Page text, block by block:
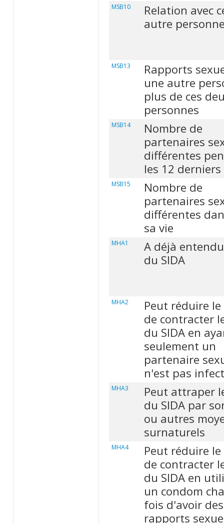
MSB10
Relation avec
autre
MSB13
Rapports
une autre
plus de ces
personnes
MSB14
Nombre de
partenaires
différentes
les 12
MSB15
Nombre de
partenaires
différentes
sa vie
MHA1
A déjà
du SIDA
MHA2
Peut réduire
de contracter
du SIDA en
seulement un
partenaire
n'est pas
MHA3
Peut attraper
du SIDA par
ou autres
surnaturels
MHA4
Peut réduire
de contracter
du SIDA en
un condom
fois d'avoir des
rapports